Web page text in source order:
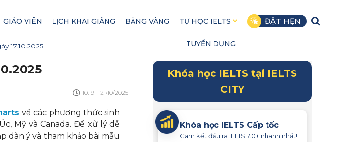
GIÁO VIÊN LỊCH KHAI GIẢNG BẢNG VÀNG TỰ HỌC IELTS
TUYỂN DỤNG
ĐẶT HẸN
17.10.2025
10:19 21/10/2025
về các phương thức sinh
Mỹ và Canada. Để xử lý dễ
dàn ý và tham khảo bài mẫu
Khóa học IELTS tại IELTS
CITY
Khóa học IELTS Cấp tốc
Cam kết đầu ra IELTS 7.0+ nhanh nhất!